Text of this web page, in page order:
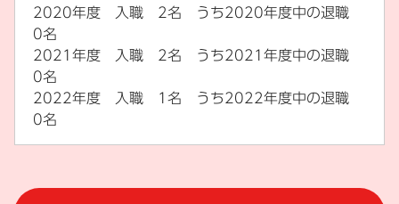
2020年度 入職 2名 うち2020年度中の退職
0名
2021年度 入職 2名 うち2021年度中の退職
0名
2022年度 入職 1名 うち2022年度中の退職
0名